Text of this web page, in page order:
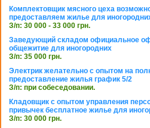
Комплектовщик мясного цеха
предоставляем жилье для
З/п: 30 000 - 33 000 грн.
Заведующий складом официальное
общежитие для иногородних
З/п: 35 000 грн.
Электрик желательно с опытом на
предоставление жилья график 5/2
З/п: при собеседовании.
Кладовщик с опытом управления
привычек бесплатное жилье для
З/п: 30 000 грн.